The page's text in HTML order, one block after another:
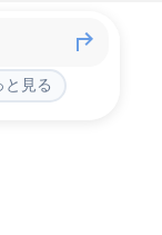
と見る